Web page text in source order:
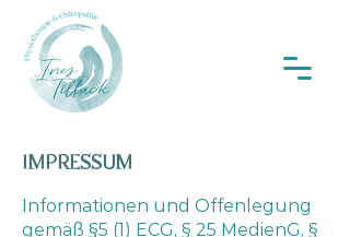
IMPRESSUM
Informationen und Offenlegung
gemäß §5 (1) ECG, § 25 MedienG, §